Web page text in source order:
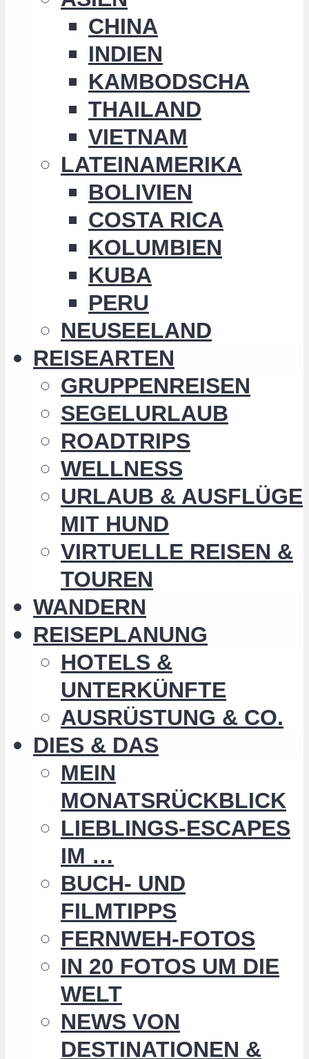
CHINA
INDIEN
KAMBODSCHA
THAILAND
VIETNAM
LATEINAMERIKA
BOLIVIEN
COSTA RICA
KOLUMBIEN
KUBA
PERU
NEUSEELAND
REISEARTEN
GRUPPENREISEN
SEGELURLAUB
ROADTRIPS
WELLNESS
URLAUB & AUSFLÜGE
MIT HUND
VIRTUELLE REISEN &
TOUREN
WANDERN
REISEPLANUNG
HOTELS &
UNTERKÜNFTE
AUSRÜSTUNG & CO.
DIES & DAS
MEIN
MONATSRÜCKBLICK
LIEBLINGS-ESCAPES
IM …
BUCH- UND
FILMTIPPS
FERNWEH-FOTOS
IN 20 FOTOS UM DIE
WELT
NEWS VON
DESTINATIONEN &